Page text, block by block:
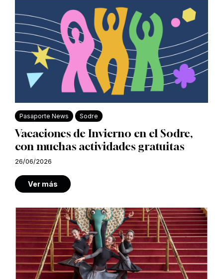
Pasaporte News Sodre
Vacaciones de Invierno en el Sodre,
con muchas actividades gratuitas
26/06/2026
Ver más